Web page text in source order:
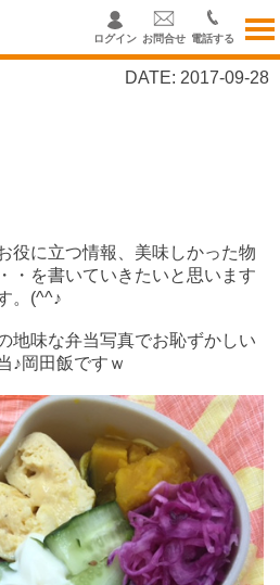
ログイン お問合せ 電話する
DATE: 2017-09-28
役に立つ情報、美味しかった物
・を書いていきたいと思います
。(^^♪
地味な弁当写真でお恥ずかしい
♪岡田飯ですｗ